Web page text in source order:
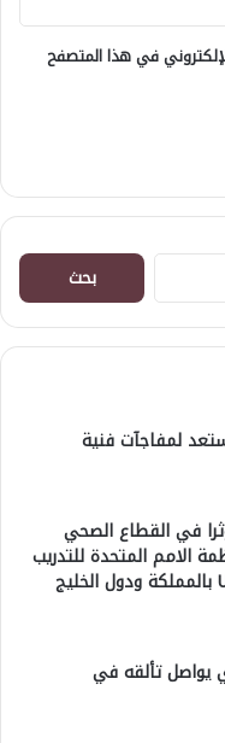
في هذا المتصفح
البحث
عن:
لمفاجآت فنية
في القطاع الصحي
الامم المتحدة للتدريب
والاعلام ال UN MTC بالمملكة ودول الخليج
يواصل تألقه في